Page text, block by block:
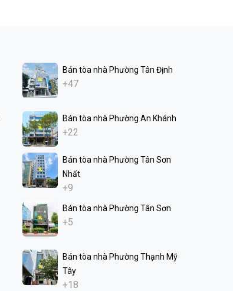
Bán tòa nhà Phường Tân Định
+47
Bán tòa nhà Phường An Khánh
+22
Bán tòa nhà Phường Tân Sơn
Nhất
+9
Bán tòa nhà Phường Tân Sơn
+5
Bán tòa nhà Phường Thạnh Mỹ
Tây
+18